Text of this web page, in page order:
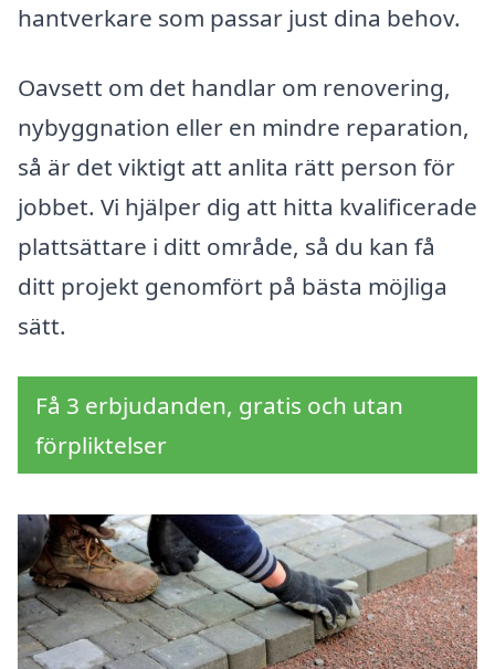
hantverkare som passar just dina behov.
Oavsett om det handlar om renovering,
nybyggnation eller en mindre reparation,
så är det viktigt att anlita rätt person för
jobbet. Vi hjälper dig att hitta kvalificerade
plattsättare i ditt område, så du kan få
ditt projekt genomfört på bästa möjliga
sätt.
Få 3 erbjudanden, gratis och utan
förpliktelser